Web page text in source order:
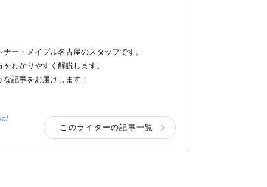
ー・メイプル名古屋のスタッフです。
わかりやすく解説します。
記事をお届けします！
このライターの記事一覧